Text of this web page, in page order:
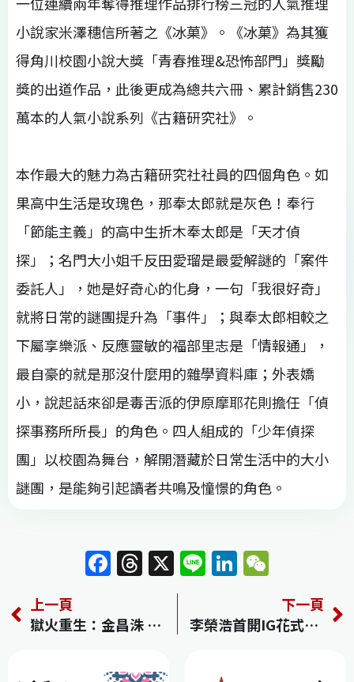
小說家米澤穗信所著之《冰菓》。《冰菓》為其獲
得角川校園小說大獎「青春推理&恐怖部門」獎勵
獎的出道作品，此後更成為總共六冊、累計銷售230
萬本的人氣小說系列《古籍研究社》。
本作最大的魅力為古籍研究社社員的四個角色。如
果高中生活是玫瑰色，那奉太郎就是灰色！奉行
「節能主義」的高中生折木奉太郎是「天才偵
探」；名門大小姐千反田愛瑠是最愛解謎的「案件
委託人」，她是好奇心的化身，一句「我很好奇」
就將日常的謎團提升為「事件」；與奉太郎相較之
下屬享樂派、反應靈敏的福部里志是「情報通」，
最自豪的就是那沒什麼用的雜學資料庫；外表嬌
小，說起話來卻是毒舌派的伊原摩耶花則擔任「偵
探事務所所長」的角色。四人組成的「少年偵探
團」以校園為舞台，解開潛藏於日常生活中的大小
謎團，是能夠引起讀者共鳴及憧憬的角色。
F
c
e
b
T
re
a
d
X Li
e
Li
k
e
e
C
h
上一頁
獄火重生：金昌洙 Man Of Will 劇情
下一頁
李榮浩首開IG花式放閃 第一時間追蹤楊丞琳IG